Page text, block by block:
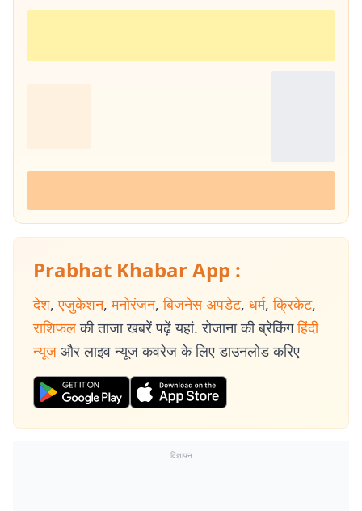
Prabhat Khabar App :
देश, एजुकेशन, मनोरंजन, बिजनेस अपडेट, धर्म, क्रिकेट,
राशिफल की ताजा खबरें पढ़ें यहां. रोजाना की ब्रेकिंग हिंदी
न्यूज और लाइव न्यूज कवरेज के लिए डाउनलोड करिए
विज्ञापन